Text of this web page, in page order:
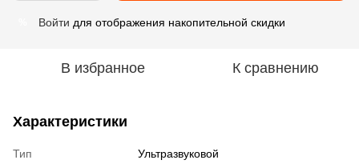
Войти для отображения накопительной скидки
В избранное К сравнению
Характеристики
Тип
Ультразвуковой